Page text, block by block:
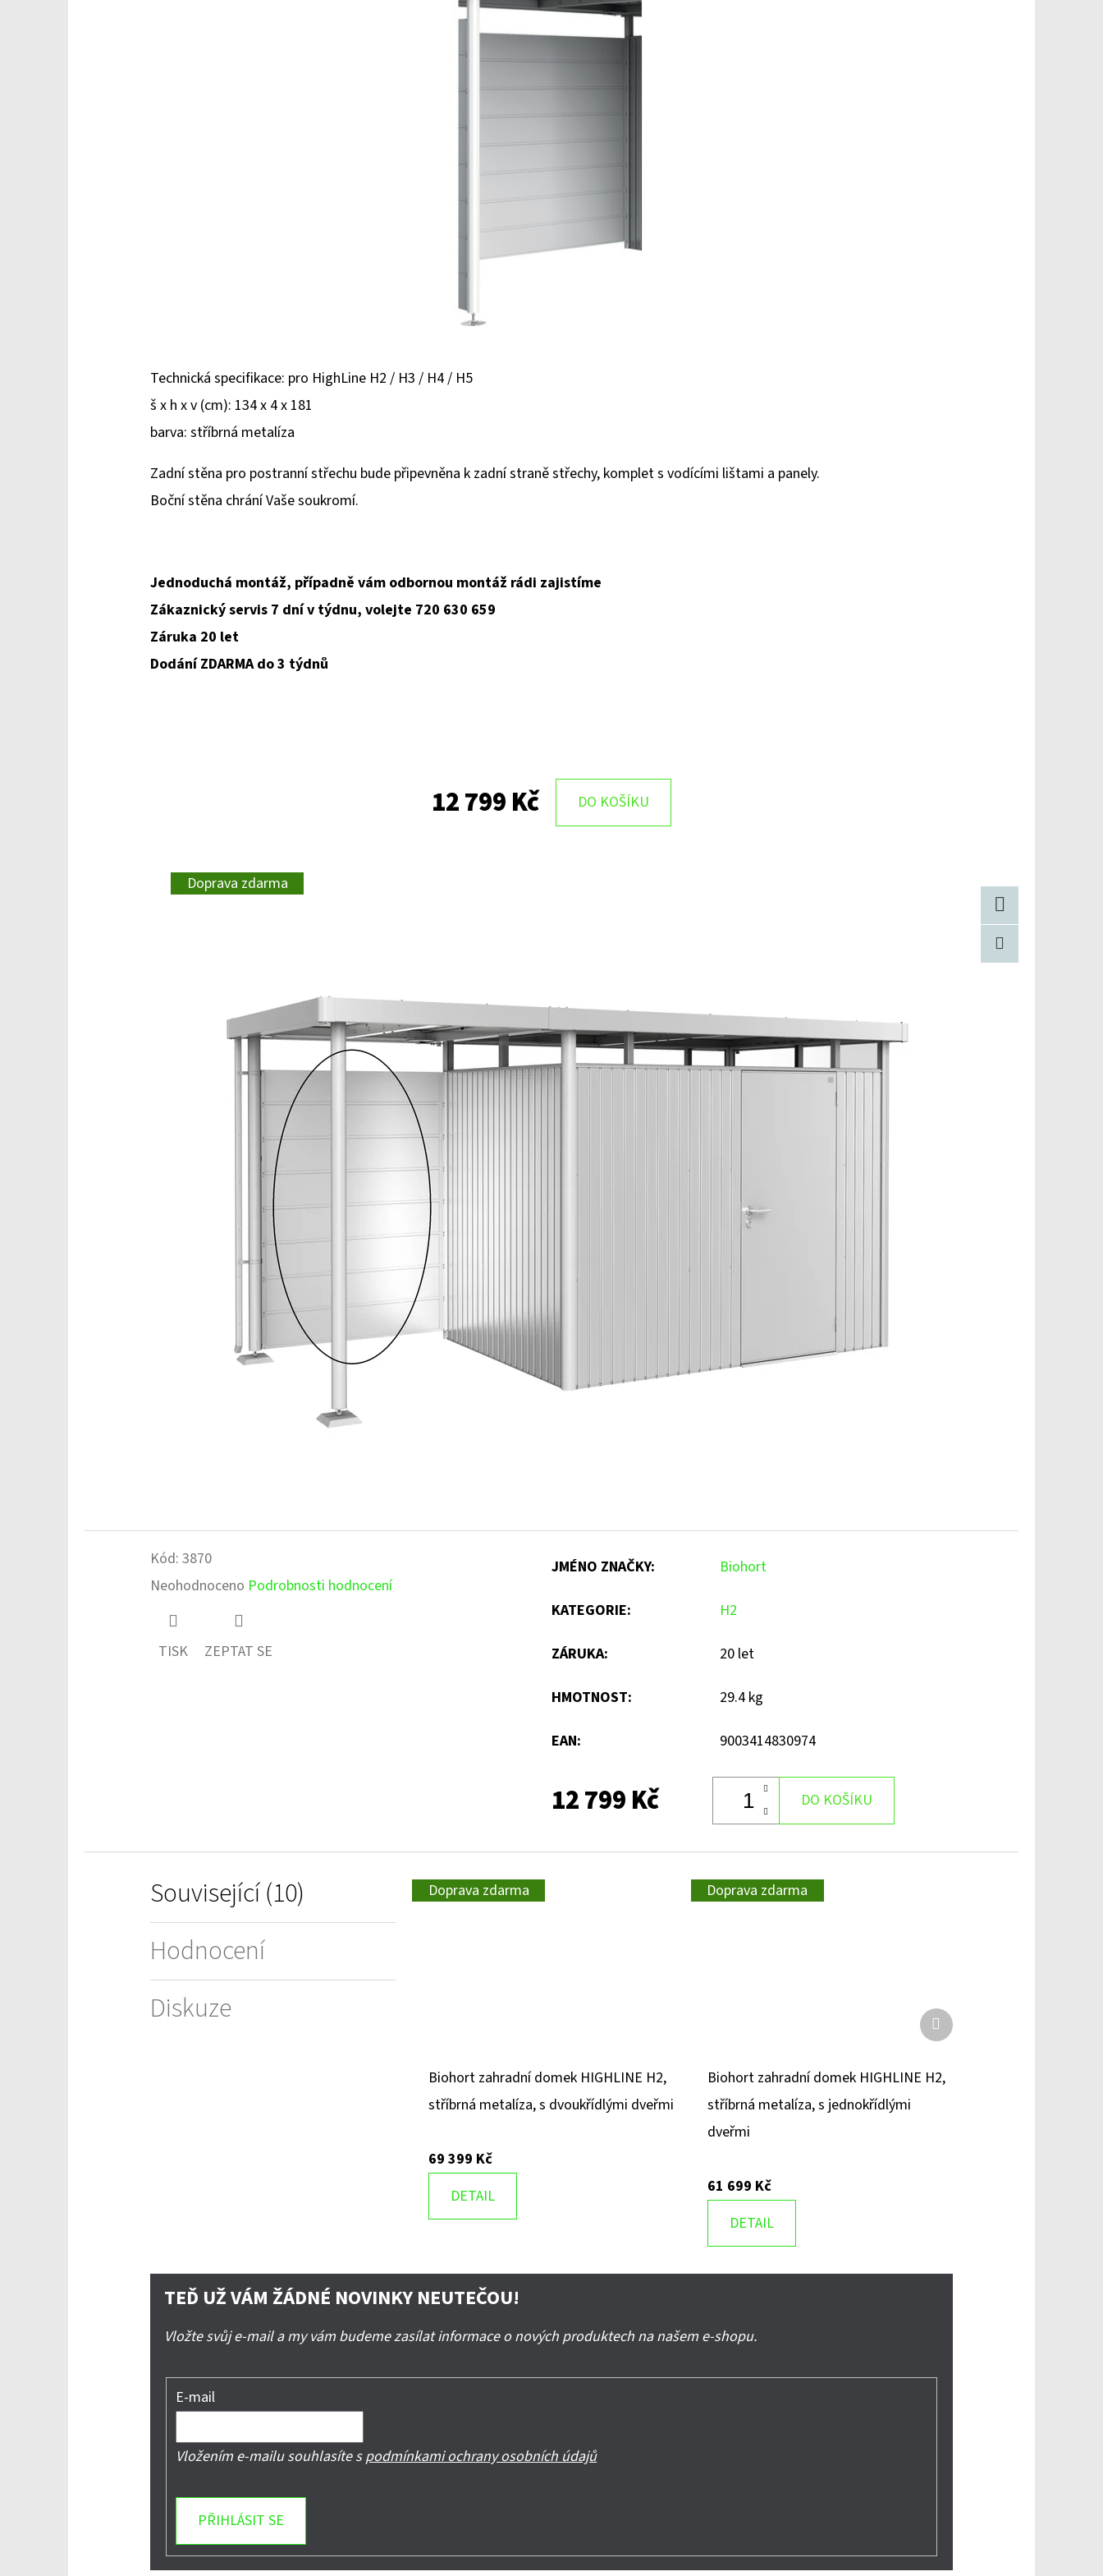
Technická specifikace: pro HighLine H2 / H3 / H4 / H5
š x h x v (cm): 134 x 4 x 181
barva: stříbrná metalíza
Zadní stěna pro postranní střechu bude připevněna k zadní straně střechy, komplet s vodícími lištami a panely.
Boční stěna chrání Vaše soukromí.
Jednoduchá montáž, případně vám odbornou montáž rádi zajistíme
Zákaznický servis 7 dní v týdnu, volejte 720 630 659
Záruka 20 let
Dodání ZDARMA do 3 týdnů
12 799 Kč DO KOŠÍKU
Doprava zdarma
Facebook
Kód: 3870
Průměrné
hodnocení
Neohodnoceno Podrobnosti hodnocení
TISK ZEPTAT SE
JMÉNO ZNAČKY: Biohort
KATEGORIE: H2
ZÁRUKA: 20 let
HMOTNOST: 29.4 kg
EAN: 9003414830974
12 799 Kč DO KOŠÍKU
Související (10)
Hodnocení
Diskuze
Doprava zdarma
Biohort zahradní domek HIGHLINE H2,
stříbrná metalíza, s dvoukřídlými dveřmi
69 399 Kč
DETAIL
Doprava zdarma
Biohort zahradní domek HIGHLINE H2,
stříbrná metalíza, s jednokřídlými
dveřmi
61 699 Kč
DETAIL
Další
TEĎ UŽ VÁM ŽÁDNÉ NOVINKY NEUTEČOU!
Vložte svůj e-mail a my vám budeme zasílat informace o nových produktech na našem e-shopu.
E-mail
Vložením e-mailu souhlasíte spodmínkami ochrany osobních údajů
PŘIHLÁSIT SE